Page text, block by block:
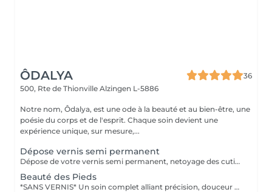
ÔDALYA
36
500, Rte de Thionville Alzingen L-5886
Notre nom, Ôdalya, est une ode à la beauté et au bien-être, une
poésie du corps et de l'esprit. Chaque soin devient une
expérience unique, sur mesure,...
Dépose vernis semi permanent
Dépose de votre vernis semi permanent, netoyage des cuticules et application d'un vernis soin .
Beauté des Pieds
*SANS VERNIS* Un soin complet alliant précision, douceur et expertise pour sublimer vos ongles et révéler la beauté naturelle de vos pieds. Limage précis des ongles, bain de vapeur, travail minutieux des cuticules, râpe pour lisser les callosités et application d'une crème nourrissante pour une peau douce et soyeuse. Une finition élégante et un moment de détente absolue pour des pieds impeccables, sublimés jusqu'au moindre détail. Tout notre matériel est à usage unique et/ou stérilisé pour garantir une hygiène irréprochable durant votre prestation.